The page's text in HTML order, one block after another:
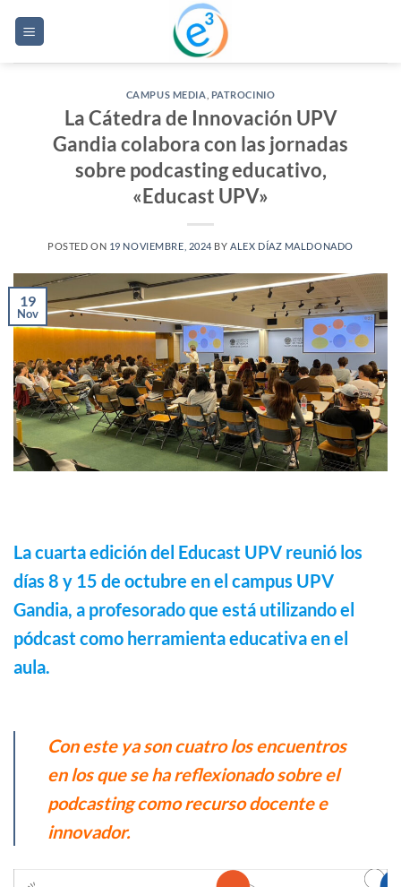
CAMPUS MEDIA PATROCINIO
La Cátedra de Innovación UPV
Gandia colabora con las jornadas
sobre podcasting educativo,
«Educast UPV»
POSTED ON 19 NOVIEMBRE, 2024 BY ALEX DÍAZ MALDONADO
19
Nov
La cuarta edición del Educast UPV reunió los
días 8 y 15 de octubre en el campus UPV
Gandia, a profesorado que está utilizando el
pódcast como herramienta educativa en el
aula.
Con este ya son cuatro los encuentros
en los que se ha reflexionado sobre el
podcasting como recurso docente e
innovador.